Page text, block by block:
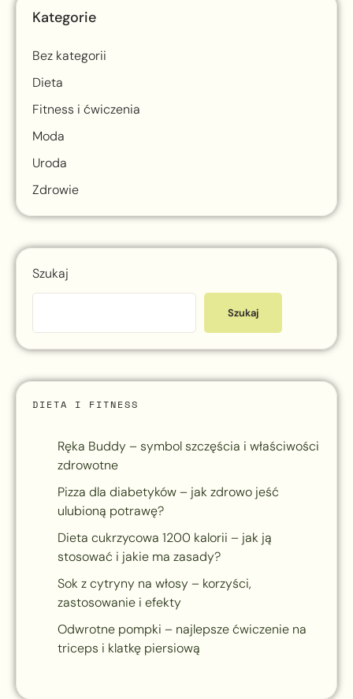
Kategorie
Bez kategorii
Dieta
Fitness i ćwiczenia
Moda
Uroda
Zdrowie
Szukaj
Szukaj
DIETA I FITNESS
Ręka Buddy – symbol szczęścia i właściwości
zdrowotne
Pizza dla diabetyków – jak zdrowo jeść
ulubioną potrawę?
Dieta cukrzycowa 1200 kalorii – jak ją
stosować i jakie ma zasady?
Sok z cytryny na włosy – korzyści,
zastosowanie i efekty
Odwrotne pompki – najlepsze ćwiczenie na
triceps i klatkę piersiową